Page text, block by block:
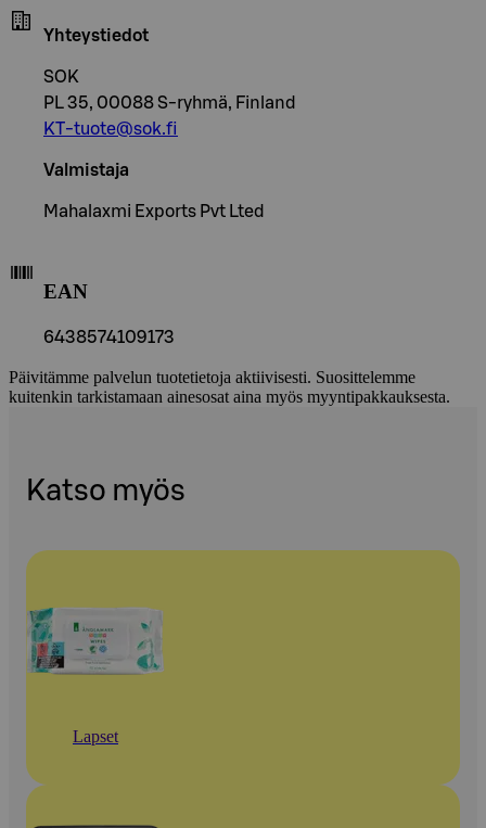
Yhteystiedot
SOK
PL 35, 00088 S-ryhmä, Finland
KT-tuote@sok.fi
Valmistaja
Mahalaxmi Exports Pvt Lted
EAN
6438574109173
Päivitämme palvelun tuotetietoja aktiivisesti. Suosittelemme
kuitenkin tarkistamaan ainesosat aina myös myyntipakkauksesta.
Katso myös
Lapset